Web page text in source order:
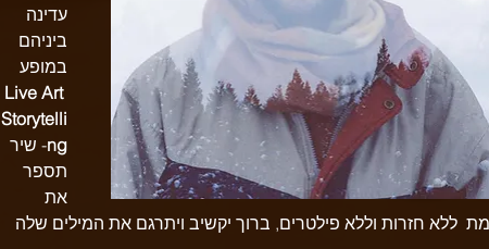
עדינה
ביניהם
במופע
Live Art
Storytelli
ng- שיר
תספר
את
ללא חזרות וללא פילטרים, ברוך יקשיב ויתרגם את המילים שלה